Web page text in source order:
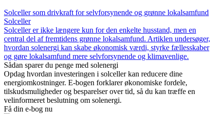
Solceller som drivkraft for selvforsynende og grønne lokalsamfund
Solceller
Solceller er ikke længere kun for den enkelte husstand, men en
central del af fremtidens grønne lokalsamfund. Artiklen undersøger,
hvordan solenergi kan skabe økonomisk værdi, styrke fællesskaber
og gøre lokalsamfund mere selvforsynende og klimavenlige.
Sådan sparer du penge med solenergi
Opdag hvordan investeringen i solceller kan reducere dine
energiomkostninger. E-bogen forklarer økonomiske fordele,
tilskudsmuligheder og besparelser over tid, så du kan træffe en
velinformeret beslutning om solenergi.
Få din e-bog nu